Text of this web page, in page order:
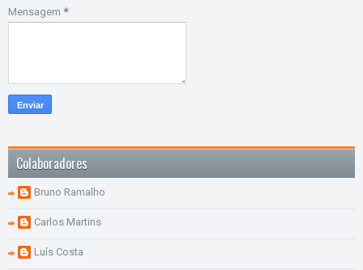
Mensagem *
Colaboradores
Bruno Ramalho
Carlos Martins
Luís Costa